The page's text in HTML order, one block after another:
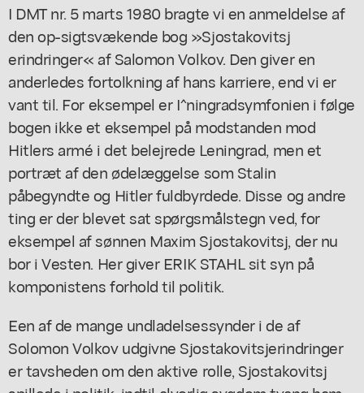
I DMT nr. 5 marts 1980 bragte vi en anmeldelse af
den op-sigtsvækende bog »Sjostakovitsj
erindringer« af Salomon Volkov. Den giver en
anderledes fortolkning af hans karriere, end vi er
vant til. For eksempel er I^ningradsymfonien i følge
bogen ikke et eksempel på modstanden mod
Hitlers armé i det belejrede Leningrad, men et
portræt af den ødelæggelse som Stalin
påbegyndte og Hitler fuldbyrdede. Disse og andre
ting er der blevet sat spørgsmålstegn ved, for
eksempel af sønnen Maxim Sjostakovitsj, der nu
bor i Vesten. Her giver ERIK STAHL sit syn på
komponistens forhold til politik.
Een af de mange undladelsessynder i de af
Solomon Volkov udgivne Sjostakovitsjerindringer
er tavsheden om den aktive rolle, Sjostakovitsj